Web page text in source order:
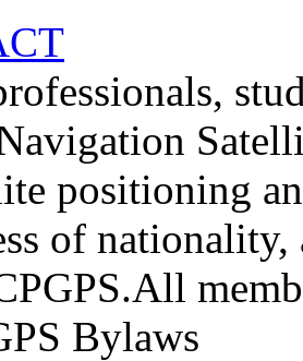
positioning
of nationality,
Bylaws